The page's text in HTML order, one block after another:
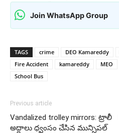
Join WhatsApp Group
TAGS crime DEO Kamareddy
Fire Accident
kamareddy MEO
School Bus
Previous article
Vandalized trolley mirrors: ట్రాలీ
అద్దాలు ధ్వంసం చేసిన మున్సిపల్